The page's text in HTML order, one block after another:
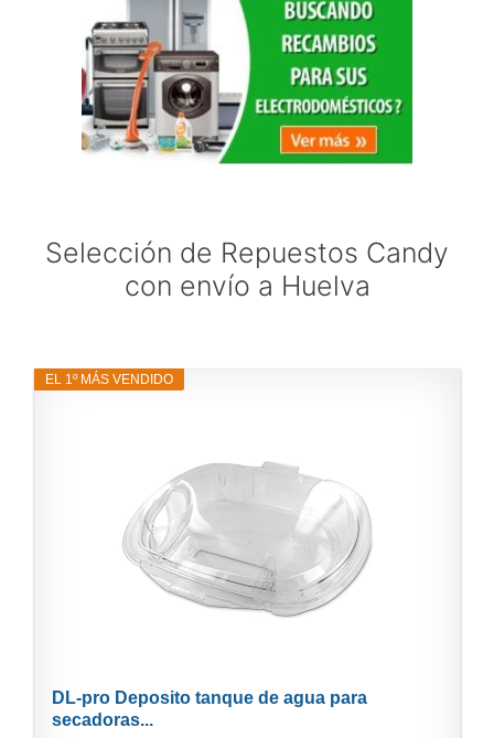
Selección de Repuestos Candy
con envío a Huelva
EL 1º MÁS VENDIDO
DL-pro Deposito tanque de agua para
secadoras...